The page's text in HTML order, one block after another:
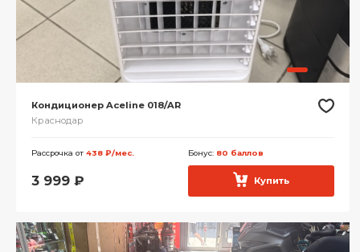
Кондиционер Aceline 018/AR
Краснодар
Рассрочка от 438 ₽/мес. Бонус: 80 баллов
3 999 ₽ Купить